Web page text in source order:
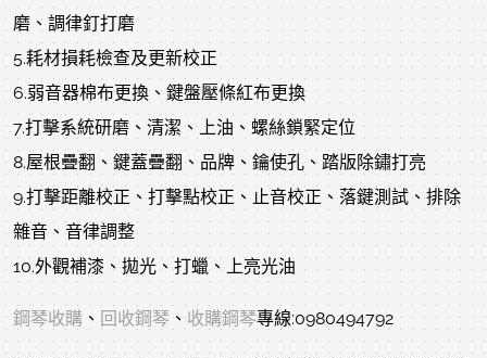
磨、調律釘打磨
5.耗材損耗檢查及更新校正
6.弱音器棉布更換、鍵盤壓條紅布更換
7.打擊系統研磨、清潔、上油、螺絲鎖緊定位
8.屋根疊翻、鍵蓋疊翻、品牌、鑰使孔、踏版除鏽打亮
9.打擊距離校正、打擊點校正、止音校正、落鍵測試、排除
雜音、音律調整
10.外觀補漆、拋光、打蠟、上亮光油
鋼琴收購 、 回收鋼琴、收購鋼琴專線:0980494792